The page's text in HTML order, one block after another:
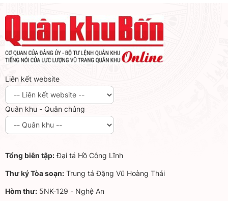
Liên kết website
Quân khu - Quân chủng
Tổng biên tập:Đại tá Hồ Công Lĩnh
Thư ký Tòa soạn: Trung tá Đặng Vũ Hoàng Thái
Hòm thư: 5NK-129 - Nghệ An